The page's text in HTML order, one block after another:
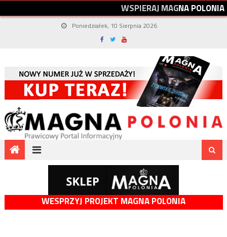
WSPIERAJMAGNAPOLONIA
Poniedziałek, 10 Sierpnia 2026
WESPRZYJ PROJEKT MAGNA POLONIA